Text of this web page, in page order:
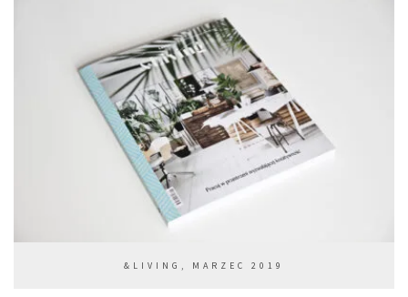
&LIVING, MARZEC 2019